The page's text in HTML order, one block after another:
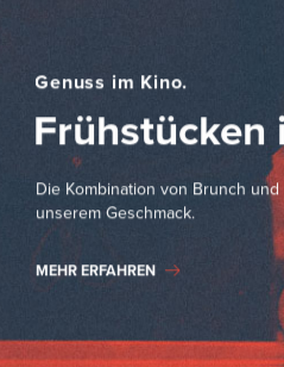
Die Kombination von Brunch
MEHR ERFAHREN